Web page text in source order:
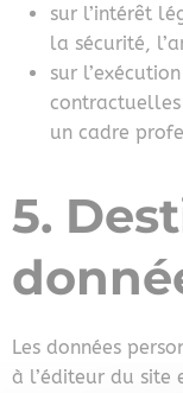
sur l’intérêt
la sécurité,
sur
un cadre
5.
Les données
à l’éditeur du site